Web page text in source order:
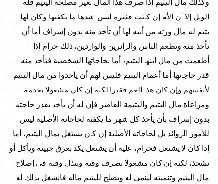
وكذلك مال اليتيم إذا صرف هذا المال بغير مصلحة اليتيم فله
الويل إلا أن الأم إن كانت فقيرة ليس عندها ما يكفيها وكان لها
يتيم له مال ورثه من أبيه لها أن تأخذ منه بدون إسراف أما أن
تأخذ منه وتطعم الناس والزائرين والواردين، ذلك حرام إذا
أطعمت من مال ابنها اليتيم، أما لحاجاتها الشخصية فتأخذ منه
قدر حاجاتها أما أعمام اليتيم فليس لهم أن يأخذوا من مال اليتيم
لأنفسهم وإن كان هذا العم فقيرا لكنه إن كان مشغولا بخدمة
ومراعاة مال اليتيم واليتيمة القاصر فإن له أن يأخذ بقدر حاجته
بدون إسراف بأن يأخذ كل شهر ما يكفيه لحاجاته الأصلية ليس
للأمور الزوائد بل لحاجاته الأصلية إن كان يشتغل بمال اليتيم، أما
إذا كان لا يشتغل فحرام، عليه أن يشتغل يكد بعرق جبينه ويأكل أو
يشحذ، لكنه إن كان مشغولا يصرف وقته ويبذل وقته في إصلاح
مال اليتيم وتنميته لينمى له ويصلح لليتيم ماله فانشغل بذلك له